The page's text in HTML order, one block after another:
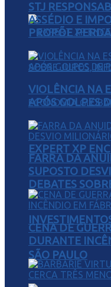
EXPERT XP
DEBATES
SÃO PAULO
STJ
ASSÉDIO E
PROPÕE
VIOLÊNCIA NA
APÓS GOLPES
FARRA DA
SUPOSTO
CENA DE
DURANTE